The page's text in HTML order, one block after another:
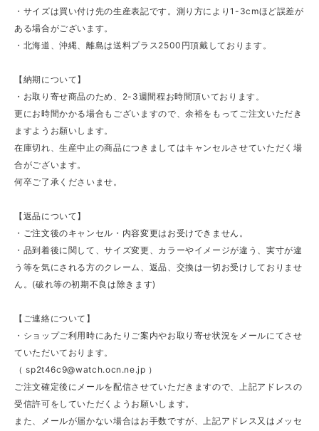
・サイズは買い付け先の生産表記です。測り方により1-3cmほど誤差が
ある場合がございます。
・北海道、沖縄、離島は送料プラス2500円頂戴しております。
【納期について】
・お取り寄せ商品のため、2-3週間程お時間頂いております。
更にお時間かかる場合もございますので、余裕をもってご注文いただき
ますようお願いします。
在庫切れ、生産中止の商品につきましてはキャンセルさせていただく場
合がございます。
何卒ご了承くださいませ。
【返品について】
・ご注文後のキャンセル・内容変更はお受けできません。
・品到着後に関して、サイズ変更、カラーやイメージが違う、実寸が違
う等を気にされる方のクレーム、返品、交換は一切お受けしておりませ
ん。(破れ等の初期不良は除きます)
【ご連絡について】
・ショップご利用時にあたりご案内やお取り寄せ状況をメールにてさせ
ていただいております。
（sp2t46c9@watch.ocn.ne.jp ）
ご注文確定後にメールを配信させていただきますので、上記アドレスの
受信許可をしていただくようお願いします。
また、メールが届かない場合はお手数ですが、上記アドレス又はメッセ